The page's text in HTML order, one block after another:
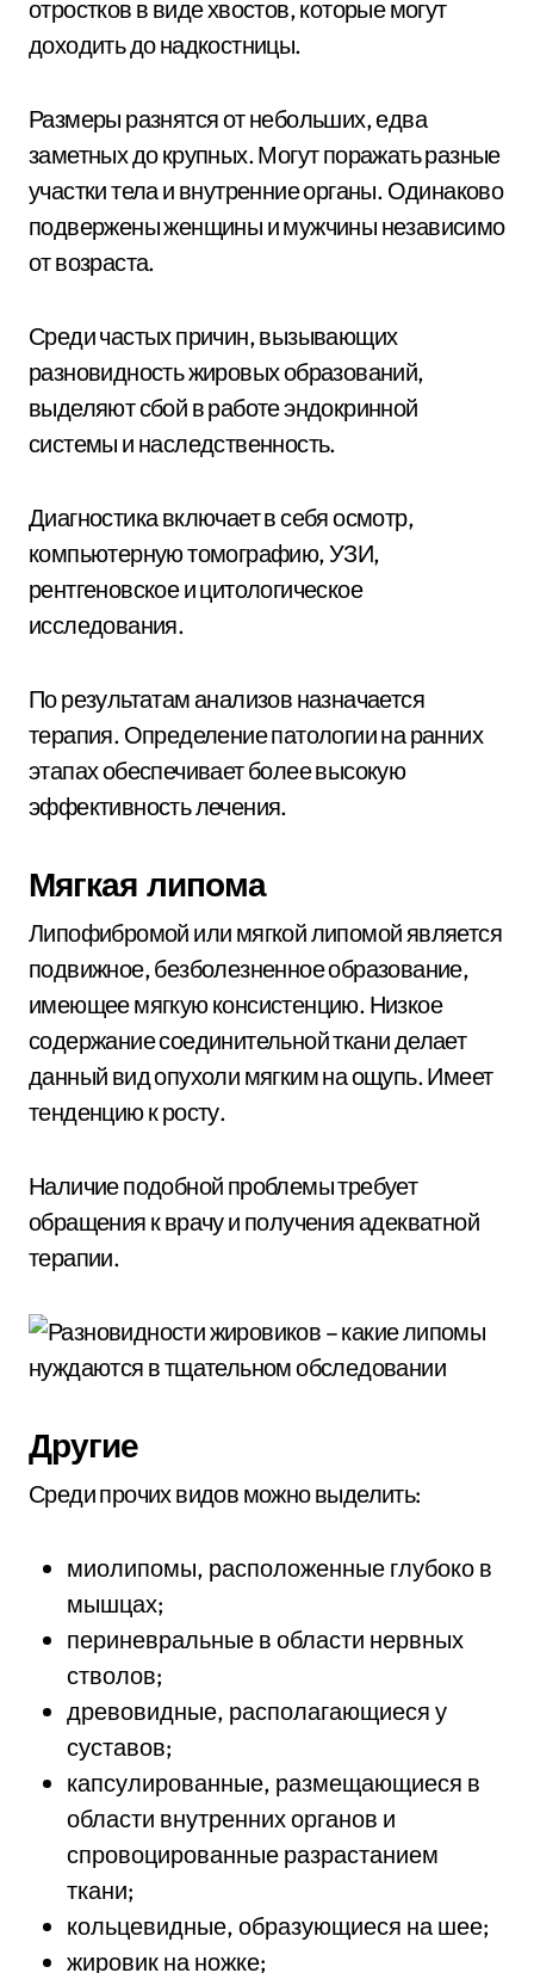
отростков в виде хвостов, которые могут
доходить до надкостницы.
Размеры разнятся от небольших, едва
заметных до крупных. Могут поражать разные
участки тела и внутренние органы. Одинаково
подвержены женщины и мужчины независимо
от возраста.
Среди частых причин, вызывающих
разновидность жировых образований,
выделяют сбой в работе эндокринной
системы и наследственность.
Диагностика включает в себя осмотр,
компьютерную томографию, УЗИ,
рентгеновское и цитологическое
исследования.
По результатам анализов назначается
терапия. Определение патологии на ранних
этапах обеспечивает более высокую
эффективность лечения.
Мягкая липома
Липофибромой или мягкой липомой является
подвижное, безболезненное образование,
имеющее мягкую консистенцию. Низкое
содержание соединительной ткани делает
данный вид опухоли мягким на ощупь. Имеет
тенденцию к росту.
Наличие подобной проблемы требует
обращения к врачу и получения адекватной
терапии.
Другие
Среди прочих видов можно выделить:
миолипомы, расположенные глубоко в
мышцах;
периневральные в области нервных
стволов;
древовидные, располагающиеся у
суставов;
капсулированные, размещающиеся в
области внутренних органов и
спровоцированные разрастанием
ткани;
кольцевидные, образующиеся на шее;
жировик на ножке;